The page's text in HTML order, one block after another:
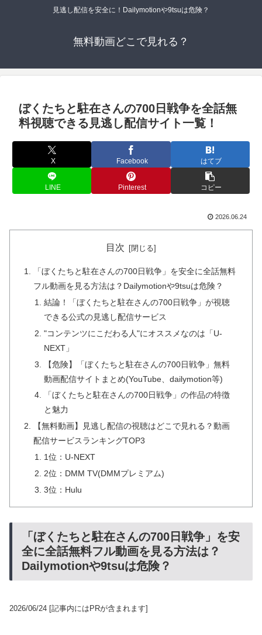
見逃し配信を安全に！Dailymotionや9tsuは危険？
無料動画どこで見れる？
ぼくたちと駐在さんの700日戦争を全話無
料視聴できる見逃し配信サイト一覧！
X Facebook はてブ
LINE Pinterest コピー
2026.06.24
目次
「ぼくたちと駐在さんの700日戦争」を安全に全話無料
フル動画を見る方法は？Dailymotionや9tsuは危険？
結論！「ぼくたちと駐在さんの700日戦争」が視聴
できる公式の見逃し配信サービス
"コンテンツにこだわる人"にオススメなのは「U-
NEXT」
【危険】「ぼくたちと駐在さんの700日戦争」無料
動画配信サイトまとめ(YouTube、dailymotion等)
「ぼくたちと駐在さんの700日戦争」の作品の特徴
と魅力
【無料動画】見逃し配信の視聴はどこで見れる？動画
配信サービスランキングTOP3
1位：U-NEXT
2位：DMM TV(DMMプレミアム)
3位：Hulu
「ぼくたちと駐在さんの700日戦争」を安
全に全話無料フル動画を見る方法は？
Dailymotionや9tsuは危険？
2026/06/24 [記事内にはPRが含まれます]